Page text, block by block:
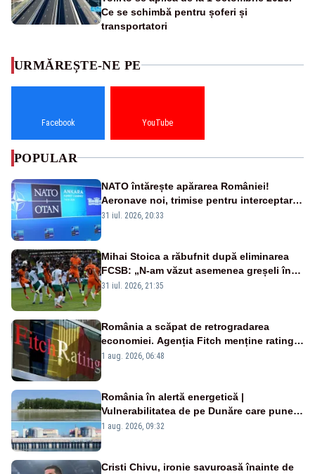
Ce se schimbă pentru șoferi și
transportatori
URMĂREȘTE-NE PE
Facebook YouTube
POPULAR
NATO întărește apărarea României!
Aeronave noi, trimise pentru interceptarea
și distrugerea dronelor
31 iul. 2026, 20:33
Mihai Stoica a răbufnit după eliminarea
FCSB: „N-am văzut asemenea greșeli în
190 de meciuri europene”
31 iul. 2026, 21:35
România a scăpat de retrogradarea
economiei. Agenția Fitch menține ratingul
„BBB-” cu perspectivă negativă
1 aug. 2026, 06:48
România în alertă energetică |
Vulnerabilitatea de pe Dunăre care pune
în pericol Centrala Cernavodă era
1 aug. 2026, 09:32
Cristi Chivu, ironie savuroasă înainte de